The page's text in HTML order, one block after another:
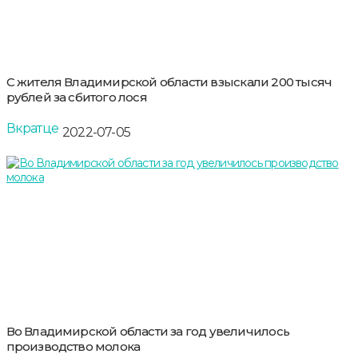
С жителя Владимирской области взыскали 200 тысяч
рублей за сбитого лося
Вкратце 2022-07-05
Во Владимирской области за год увеличилось
производство молока